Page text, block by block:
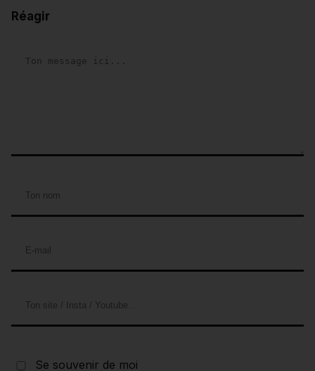
Réagir
Se souvenir de moi